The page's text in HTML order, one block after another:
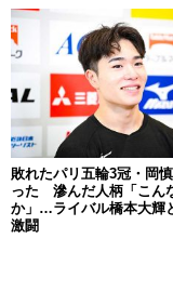
敗れたパリ五輪3冠・岡
った 滲んだ人柄「こん
か」…ライバル橋本大輝
激闘